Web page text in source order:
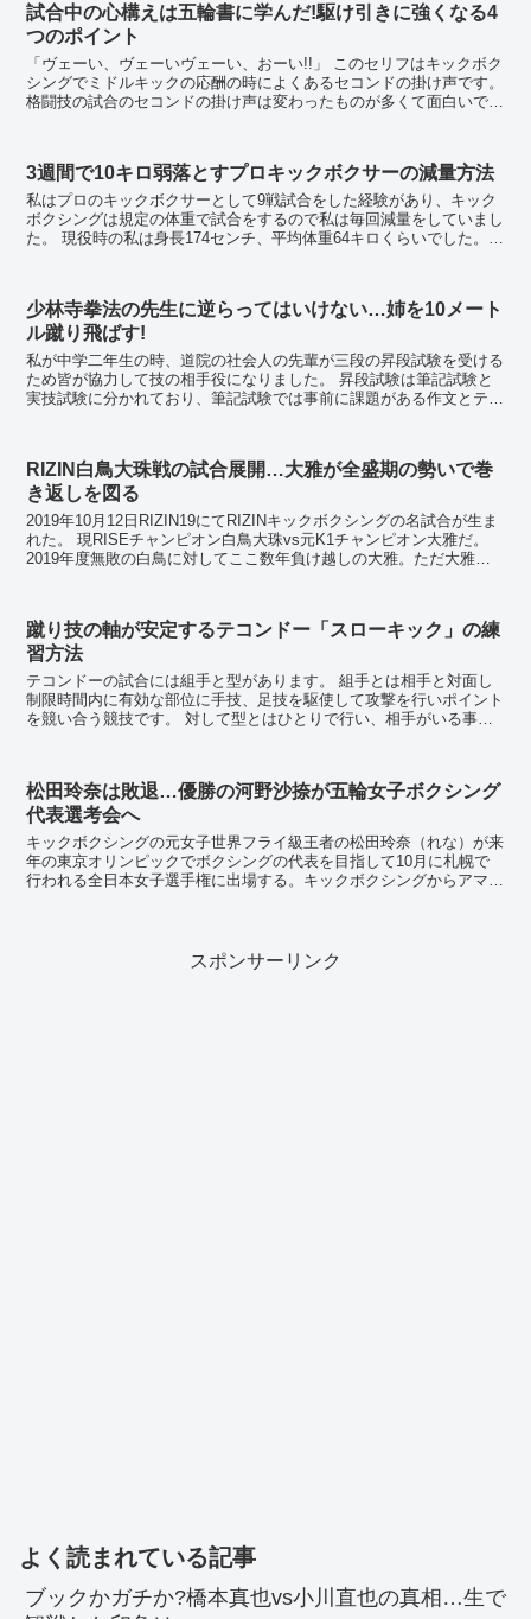
試合中の心構えは五輪書に学んだ!駆け引きに強くなる4
つのポイント
「ヴェーい、ヴェーいヴェーい、おーい!!」 このセリフはキックボク
シングでミドルキックの応酬の時によくあるセコンドの掛け声です。
格闘技の試合のセコンドの掛け声は変わったものが多くて面白いです
3週間で10キロ弱落とすプロキックボクサーの減量方法
私はプロのキックボクサーとして9戦試合をした経験があり、キック
ボクシングは規定の体重で試合をするので私は毎回減量をしていまし
た。 現役時の私は身長174センチ、平均体重64キロくらいでした。昔
少林寺拳法の先生に逆らってはいけない…姉を10メート
ル蹴り飛ばす!
私が中学二年生の時、道院の社会人の先輩が三段の昇段試験を受ける
ため皆が協力して技の相手役になりました。 昇段試験は筆記試験と
実技試験に分かれており、筆記試験では事前に課題がある作文とテス
RIZIN白鳥大珠戦の試合展開…大雅が全盛期の勢いで巻
き返しを図る
2019年10月12日RIZIN19にてRIZINキックボクシングの名試合が生ま
れた。 現RISEチャンピオン白鳥大珠vs元K1チャンピオン大雅だ。
2019年度無敗の白鳥に対してここ数年負け越しの大雅。ただ大雅も
蹴り技の軸が安定するテコンドー「スローキック」の練
習方法
テコンドーの試合には組手と型があります。 組手とは相手と対面し
制限時間内に有効な部位に手技、足技を駆使して攻撃を行いポイント
を競い合う競技です。 対して型とはひとりで行い、相手がいる事を
松田玲奈は敗退…優勝の河野沙捺が五輪女子ボクシング
代表選考会へ
キックボクシングの元女子世界フライ級王者の松田玲奈（れな）が来
年の東京オリンピックでボクシングの代表を目指して10月に札幌で
行われる全日本女子選手権に出場する。キックボクシングからアマチ
スポンサーリンク
よく読まれている記事
ブックかガチか?橋本真也vs小川直也の真相…生で